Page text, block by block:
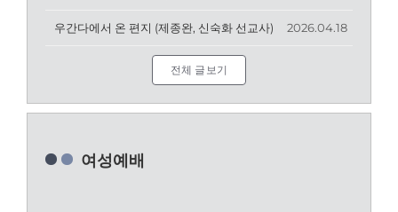
우간다에서 온 편지 (제종완, 신숙화 선교사) 2026.04.18
전체 글보기
여성예배